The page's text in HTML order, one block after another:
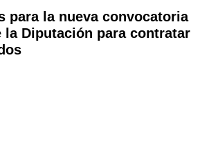
para la nueva convocatoria
la Diputación para contratar